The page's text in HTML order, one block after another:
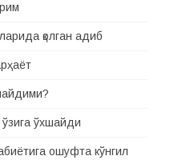
қолган адиб
ўхшайди
ошуфта кўнгил